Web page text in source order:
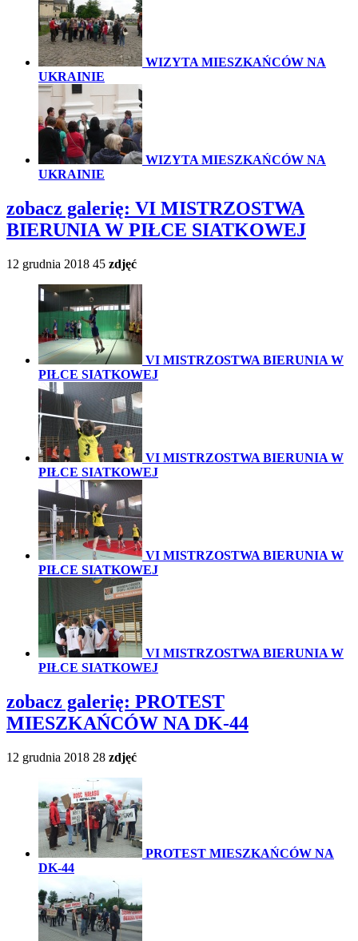
WIZYTA MIESZKAŃCÓW NA
UKRAINIE
WIZYTA MIESZKAŃCÓW NA
UKRAINIE
zobacz galerię: VI MISTRZOSTWA
BIERUNIA W PIŁCE SIATKOWEJ
12 grudnia 2018 45 zdjęć
VI MISTRZOSTWA BIERUNIA W
PIŁCE SIATKOWEJ
VI MISTRZOSTWA BIERUNIA W
PIŁCE SIATKOWEJ
VI MISTRZOSTWA BIERUNIA W
PIŁCE SIATKOWEJ
VI MISTRZOSTWA BIERUNIA W
PIŁCE SIATKOWEJ
zobacz galerię: PROTEST
MIESZKAŃCÓW NA DK-44
12 grudnia 2018 28 zdjęć
PROTEST MIESZKAŃCÓW NA
DK-44